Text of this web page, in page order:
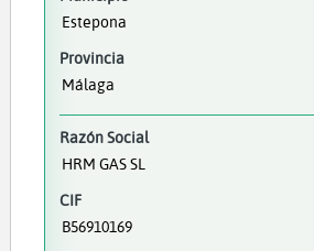
Estepona
Provincia
Málaga
Razón Social
HRM GAS SL
CIF
B56910169